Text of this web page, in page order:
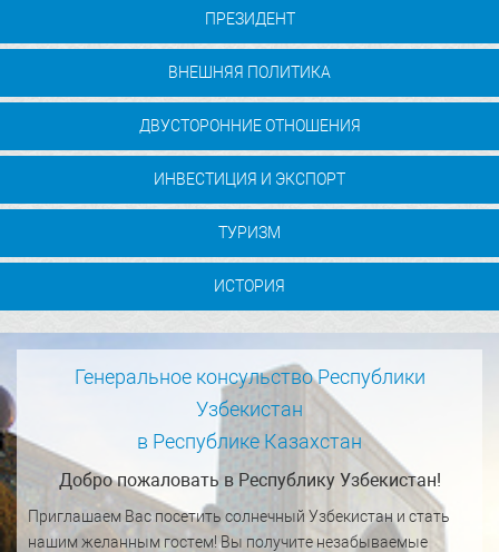
ПРЕЗИДЕНТ
ВНЕШНЯЯ ПОЛИТИКА
ДВУСТОРОННИЕ ОТНОШЕНИЯ
ИНВЕСТИЦИЯ И ЭКСПОРТ
ТУРИЗМ
ИСТОРИЯ
Генеральное консульство Республики
Узбекистан
в Республике Казахстан
Добро пожаловать в Республику Узбекистан!
Приглашаем Вас посетить солнечный Узбекистан и стать
нашим желанным гостем! Вы получите незабываемые